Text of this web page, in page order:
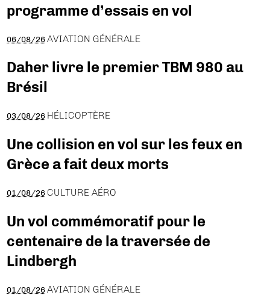
programme d’essais en vol
06/08/26 AVIATION GÉNÉRALE
Daher livre le premier TBM 980 au
Brésil
03/08/26 HÉLICOPTÈRE
Une collision en vol sur les feux en
Grèce a fait deux morts
01/08/26 CULTURE AÉRO
Un vol commémoratif pour le
centenaire de la traversée de
Lindbergh
01/08/26 AVIATION GÉNÉRALE